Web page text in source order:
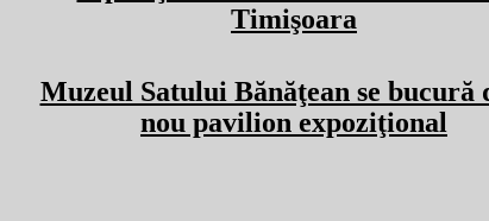
Timişoara
Muzeul Satului Bănăţean se bucură
nou pavilion expoziţional